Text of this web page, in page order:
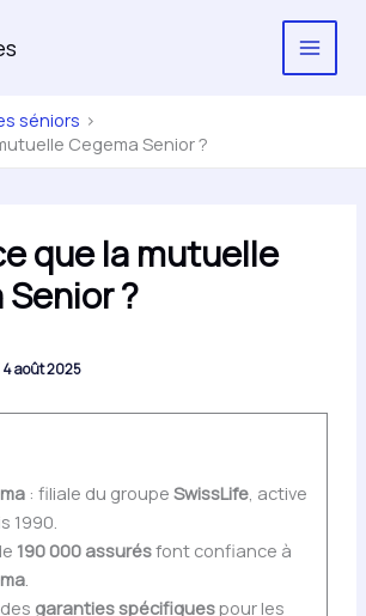
séniors
Cegema Senior ?
que la mutuelle
?
4 août 2025
: filiale du groupe SwissLife, active
1990.
190 000 assurésfont confiance à
.
garanties spécifiquespour les